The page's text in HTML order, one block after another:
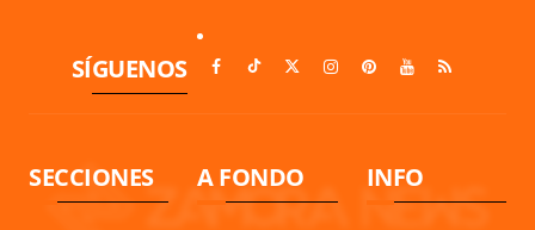
SÍGUENOS
SECCIONES A FONDO INFO